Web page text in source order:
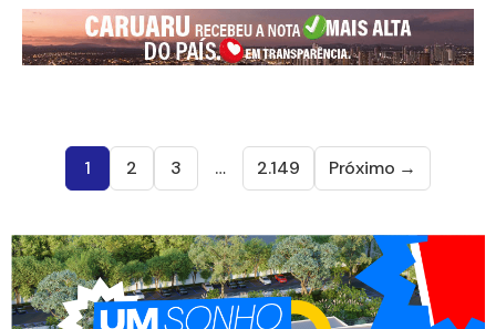
1 2 3 … 2.149 Próximo →